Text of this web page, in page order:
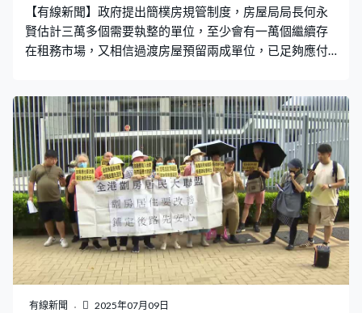
【有線新聞】政府提出簡樸房規管制度，房屋局局長何永
賢估計三萬多個需要執整的單位，至少會有一萬個繼續存
在租務市場，又相信過渡房屋預留兩成單位，已足夠應付
生效後，有3萬多間分間單位要執整。何永賢：「我們估可
能有些也會繼續做，不是一劏四，它變成一劏三、一劏
二，可能是萬多個單位在這三萬那裡走出來，所以我們真
的很保守。我當你是一萬，加回原本有些也不用太大執
整，有七萬多，你本身也有八萬個單位，有機會登記做簡
樸房，去供應未來需要。」 房屋局提出過渡房屋新增丙類
租戶類別，容許受簡樸房規管影響的住戶申請，毋須符合
公屋資產或入息限制，上限是兩成單位，以明年有21,000
個過渡屋單位計算，最多可以提供4,200個單位，比房屋局
預計的4,400戶潛在丙類租戶略少。何永賢：「我覺得
4,200這個數是有多的，大家不要忘記，丙類本身的入息及
有線新聞 2025年07月09日